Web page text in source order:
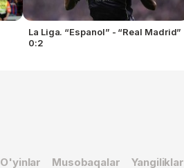
La Liga. “Espanol” - “Real Madrid”
0:2
O'yinlar Musobaqalar Yangiliklar